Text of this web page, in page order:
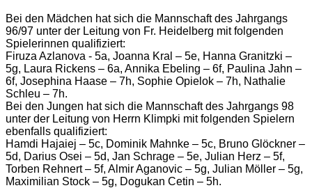
Bei den Mädchen hat sich die Mannschaft des Jahrgangs
96/97 unter der Leitung von Fr. Heidelberg mit folgenden
Spielerinnen qualifiziert:
Firuza Azlanova - 5a, Joanna Kral – 5e, Hanna Granitzki –
5g, Laura Rickens – 6a, Annika Ebeling – 6f, Paulina Jahn –
6f, Josephina Haase – 7h, Sophie Opielok – 7h, Nathalie
Schleu – 7h.
Bei den Jungen hat sich die Mannschaft des Jahrgangs 98
unter der Leitung von Herrn Klimpki mit folgenden Spielern
ebenfalls qualifiziert:
Hamdi Hajaiej – 5c, Dominik Mahnke – 5c, Bruno Glöckner –
5d, Darius Osei – 5d, Jan Schrage – 5e, Julian Herz – 5f,
Torben Rehnert – 5f, Almir Aganovic – 5g, Julian Möller – 5g,
Maximilian Stock – 5g, Dogukan Cetin – 5h.